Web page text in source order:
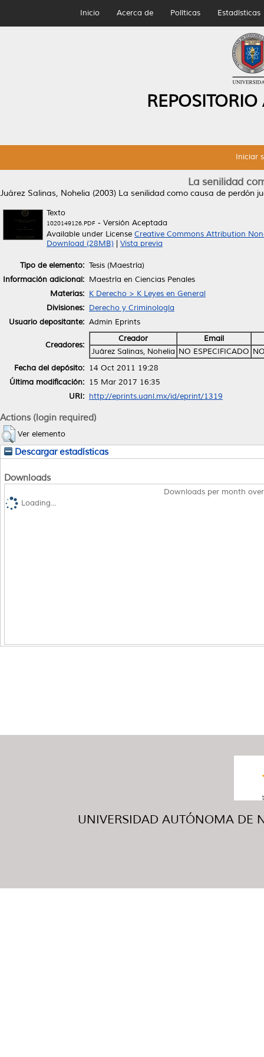
Inicio Acerca de Políticas Estadísticas
Iniciar
La senilidad
Juárez Salinas, Nohelia (2003) La senilidad como causa de perdón
Texto
1020149126.PDF - Versión Aceptada
Available under License Creative Commons Attribution
Download (28MB)
Vista previa
Tipo de elemento: Tesis (Maestría)
Información adicional: Maestría en Ciencias Penales
Materias: K Derecho > K Leyes en General
Divisiones: Derecho y Criminología
Usuario depositante: Admin Eprints
Creadores:
Creador
Email
Juárez Salinas, Nohelia NO ESPECIFICADO
Fecha del depósito: 14 Oct 2011 19:28
Última modificación: 15 Mar 2017 16:35
URI: http://eprints.uanl.mx/id/eprint/1319
Actions (login required)
Ver elemento
Descargar estadísticas
Downloads
Downloads per month
Loading...
UNIVERSIDAD AUTÓNOMA DE